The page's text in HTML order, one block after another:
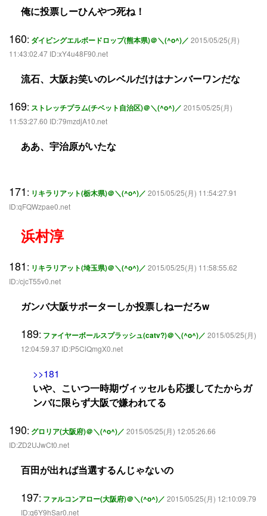
俺に投票しーひんやつ死ね！
160: ダイビングエルボードロップ(熊本県)＠＼(^o^)／ 2015/05/25(月)
11:43:02.47 ID:xY4u48F90.net
流石、大阪お笑いのレベルだけはナンバーワンだな
169: ストレッチプラム(チベット自治区)＠＼(^o^)／ 2015/05/25(月)
11:53:27.60 ID:79mzdjA10.net
ああ、宇治原がいたな
171: リキラリアット(栃木県)＠＼(^o^)／ 2015/05/25(月) 11:54:27.91
ID:qFQWzpae0.net
浜村淳
181: リキラリアット(埼玉県)＠＼(^o^)／ 2015/05/25(月) 11:58:55.62
ID:/cjcT55v0.net
ガンバ大阪サポーターしか投票しねーだろw
189: ファイヤーボールスプラッシュ(catv?)＠＼(^o^)／ 2015/05/25(月)
12:04:59.37 ID:P5ClQmgX0.net
>>181
いや、こいつ一時期ヴィッセルも応援してたからガ
ンバに限らず大阪で嫌われてる
190: グロリア(大阪府)＠＼(^o^)／ 2015/05/25(月) 12:05:26.66
ID:ZD2UJwCt0.net
百田が出れば当選するんじゃないの
197: ファルコンアロー(大阪府)＠＼(^o^)／ 2015/05/25(月) 12:10:09.79
ID:q6Y9hSar0.net